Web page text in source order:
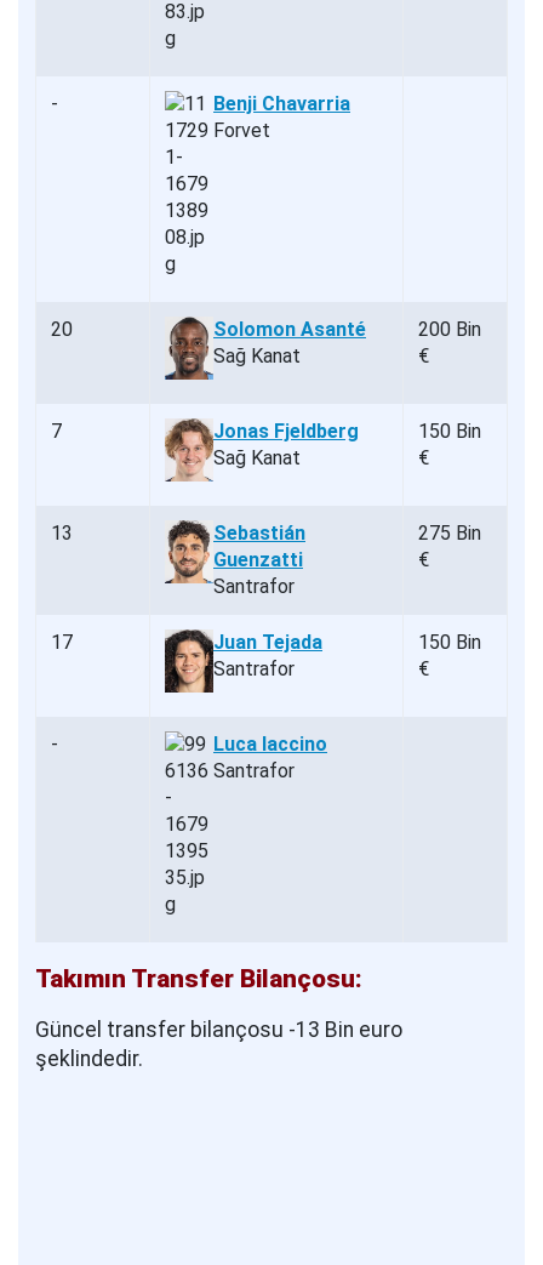
-
Benji Chavarria
Forvet
20
Solomon Asanté
Sağ Kanat
200 Bin
€
7
Jonas Fjeldberg
Sağ Kanat
150 Bin
€
13
Sebastián
Guenzatti
Santrafor
275 Bin
€
17
Juan Tejada
Santrafor
150 Bin
€
-
Luca Iaccino
Santrafor
Takımın Transfer Bilançosu:
Güncel transfer bilançosu -13 Bin euro
şeklindedir.